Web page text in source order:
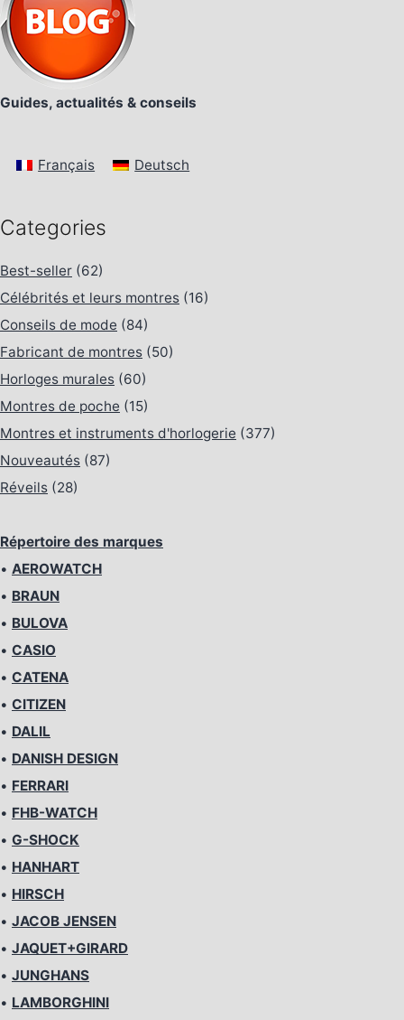
Guides, actualités & conseils
Français Deutsch
Categories
Best-seller (62)
Célébrités et leurs montres (16)
Conseils de mode (84)
Fabricant de montres (50)
Horloges murales (60)
Montres de poche (15)
Montres et instruments d'horlogerie (377)
Nouveautés (87)
Réveils (28)
Répertoire des marques
• AEROWATCH
• BRAUN
• BULOVA
• CASIO
• CATENA
• CITIZEN
• DALIL
• DANISH DESIGN
• FERRARI
• FHB-WATCH
• G-SHOCK
• HANHART
• HIRSCH
• JACOB JENSEN
• JAQUET+GIRARD
• JUNGHANS
• LAMBORGHINI